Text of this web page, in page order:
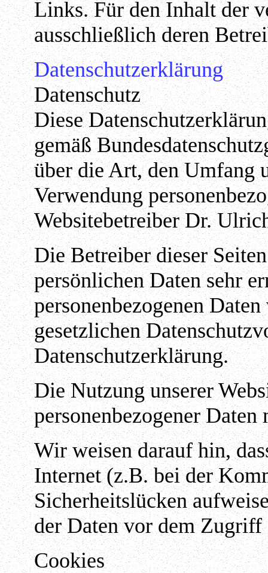
Links. Für den Inhalt der
ausschließlich deren
Datenschutzerklärung
Datenschutz
Diese
gemäß
über die Art, den Umfang
Verwendung
Websitebetreiber Dr.
Die Betreiber dieser
persönlichen Daten sehr
personenbezogenen
gesetzlichen
Datenschutzerklärung.
Die Nutzung unserer
personenbezogener Daten
Wir weisen darauf hin,
Internet (z.B. bei der
Sicherheitslücken
der Daten vor dem
Cookies